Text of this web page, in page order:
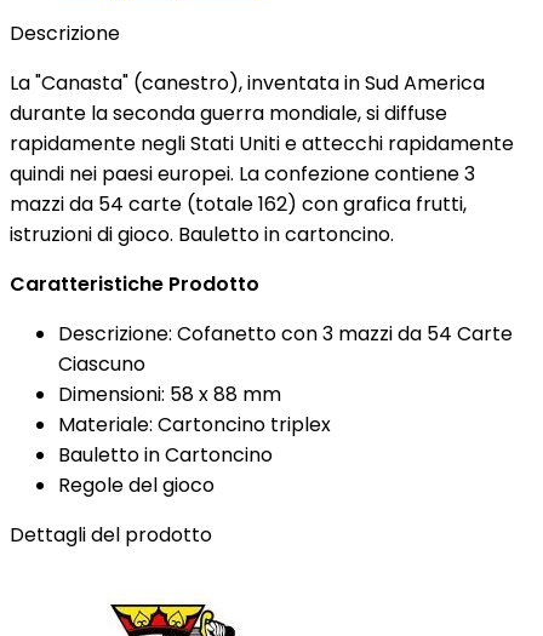
Descrizione
La "Canasta" (canestro), inventata in Sud America
durante la seconda guerra mondiale, si diffuse
rapidamente negli Stati Uniti e attecchi rapidamente
quindi nei paesi europei. La confezione contiene 3
mazzi da 54 carte (totale 162) con grafica frutti,
istruzioni di gioco. Bauletto in cartoncino.
Caratteristiche Prodotto
Descrizione: Cofanetto con 3 mazzi da 54 Carte
Ciascuno
Dimensioni: 58 x 88 mm
Materiale: Cartoncino triplex
Bauletto in Cartoncino
Regole del gioco
Dettagli del prodotto